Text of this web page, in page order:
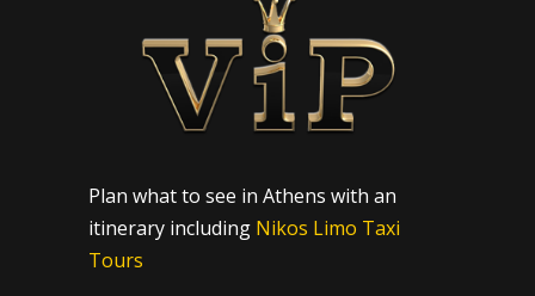
Plan what to see in Athens with an
itinerary including Nikos Limo Taxi
Tours